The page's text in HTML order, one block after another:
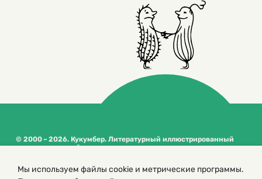
© 2000 – 2026. Кукумбер. Литературный иллюстрированный
журнал для детей
сайта
Мы используем файлы cookie и метрические программы.